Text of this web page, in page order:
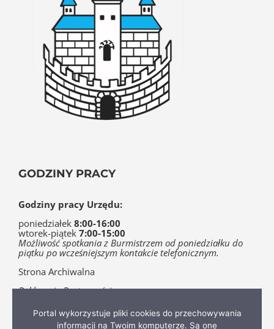
GODZINY PRACY
Godziny pracy Urzędu:
poniedziałek 8:00-16:00
wtorek-piątek 7:00-15:00
Możliwość spotkania z Burmistrzem od poniedziałku do
piątku po wcześniejszym kontakcie telefonicznym.
Strona Archiwalna
Deklaracja Dostępności
Pomocnik
Portal wykorzystuje pliki cookies do przechowywania
informacji na Twoim komputerze. Są one